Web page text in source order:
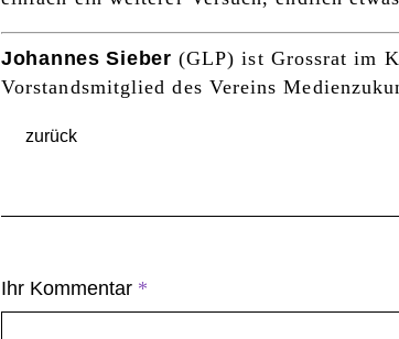
Johannes Sieber (GLP) ist Grossrat im
Vorstandsmitglied des Vereins
zurück
Ihr Kommentar *